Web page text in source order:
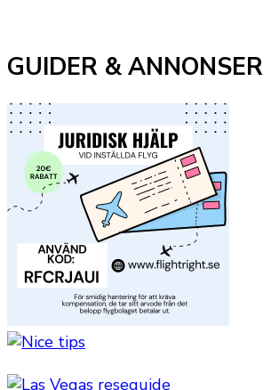
GUIDER & ANNONSER